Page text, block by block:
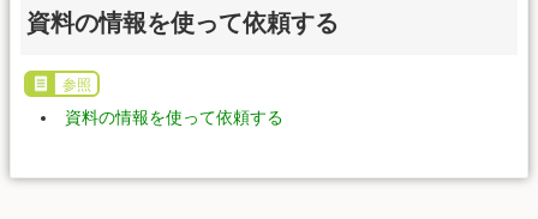
資料の情報を使って依頼する
参照
資料の情報を使って依頼する